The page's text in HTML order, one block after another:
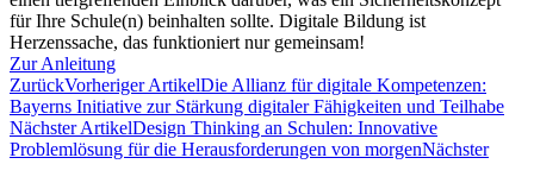
für Ihre Schule(n) beinhalten sollte. Digitale Bildung ist
Herzenssache, das funktioniert nur gemeinsam!
Zur Anleitung
ZurückVorheriger ArtikelDie Allianz für digitale Kompetenzen:
Bayerns Initiative zur Stärkung digitaler Fähigkeiten und Teilhabe
Nächster ArtikelDesign Thinking an Schulen: Innovative
Problemlösung für die Herausforderungen von morgenNächster